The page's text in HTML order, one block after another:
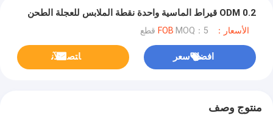
ODM 0.2 قيراط الماسية واحدة نقطة الملابس للعجلة الطحن
الأسعار：FOB MOQ：5 قطع
افضل سعر ﺎﺘﺼﻟ ﺍﻶﻧ
منتوج وصف